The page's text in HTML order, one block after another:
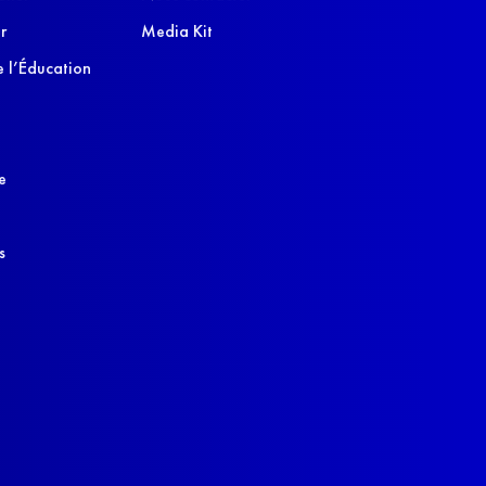
Personnalisez vos préférences pour
l’Éducation
Media Kit